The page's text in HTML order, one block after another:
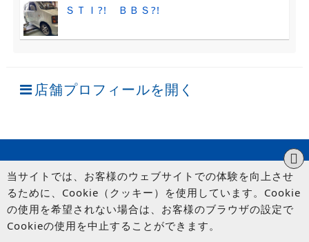
ＳＴＩ?! ＢＢＳ?!
店舗プロフィールを開く
当サイトでは、お客様のウェブサイトでの体験を向上させ
るために、Cookie（クッキー）を使用しています。Cookie
の使用を希望されない場合は、お客様のブラウザの設定で
Cookieの使用を中止することができます。